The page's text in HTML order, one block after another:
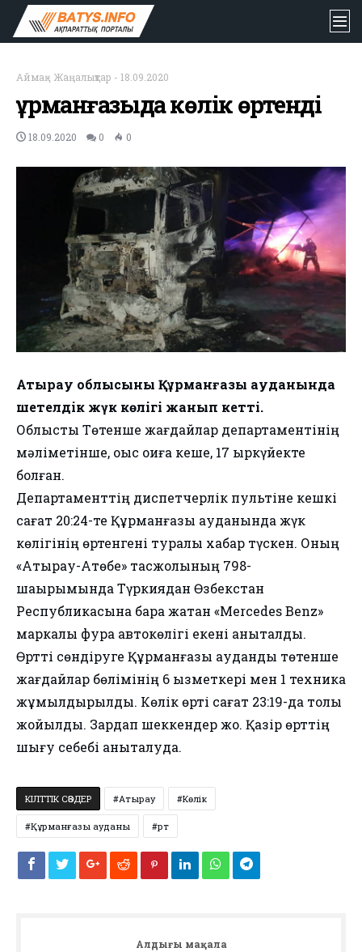
Аймақ- Жаңалықтар - 18.09.2020
Құрманғазыда көлік өртенді
18.09.2020 0 0
Атырау облысының Құрманғазы ауданында
шетелдік жүк көлігі жанып кетті.
Облыстық Төтенше жағдайлар департаментінің
мәліметінше, оқыс оқиға кеше, 17 қыркүйекте
болған.
Департаменттің диспетчерлік пультіне кешкі
сағат 20:24-те Құрманғазы ауданында жүк
көлігінің өртенгені туралы хабар түскен. Оның
«Атырау-Ақтөбе» тасжолының 798-
шақырымында Түркиядан Өзбекстан
Республикасына бара жатқан «Mercedes Benz»
маркалы фура автокөлігі екені анықталды.
Өртті сөндіруге Құрманғазы аудандық төтенше
жағдайлар бөлімінің 6 қызметкері мен 1 техника
жұмылдырылды. Көлік өрті сағат 23:19-да толық
жойылды. Зардап шеккендер жоқ. Қазір өрттің
шығу себебі анықталуда.
КІЛТТІК СӨЗДЕР Атырау Көлік
Құрманғазы ауданы Өрт
Алдыңғы мақала